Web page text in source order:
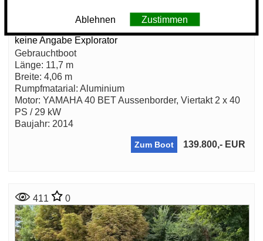
keine Angabe Explorator
Gebrauchtboot
Länge: 11,7 m
Breite: 4,06 m
Rumpfmatarial: Aluminium
Motor: YAMAHA 40 BET Aussenborder, Viertakt 2 x 40
PS / 29 kW
Baujahr: 2014
Zum Boot 139.800,- EUR
411 0
Ablehnen Zustimmen